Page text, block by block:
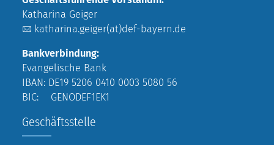
Katharina Geiger
katharina.geiger(at)def-bayern.de
Bankverbindung:
Evangelische Bank
IBAN: DE19 5206 0410 0003 5080 56
BIC: GENODEF1EK1
Geschäftsstelle